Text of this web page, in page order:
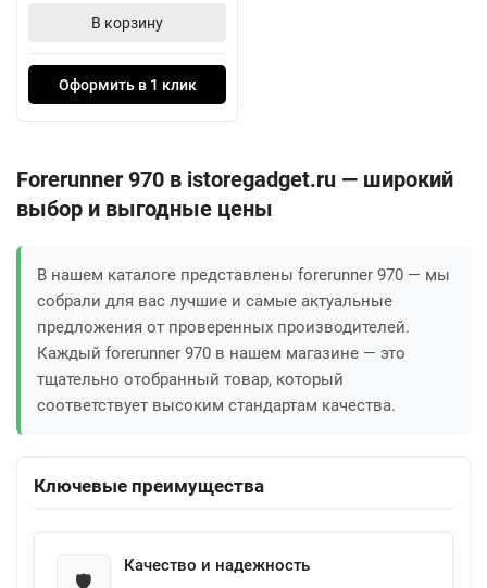
В корзину
Оформить в 1 клик
Forerunner 970 в istoregadget.ru — широкий
выбор и выгодные цены
В нашем каталоге представлены forerunner 970 — мы
собрали для вас лучшие и самые актуальные
предложения от проверенных производителей.
Каждый forerunner 970 в нашем магазине — это
тщательно отобранный товар, который
соответствует высоким стандартам качества.
Ключевые преимущества
🛡️
Качество и надежность